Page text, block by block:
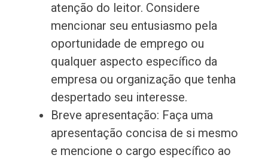
atenção do leitor. Considere
mencionar seu entusiasmo pela
oportunidade de emprego ou
qualquer aspecto específico da
empresa ou organização que tenha
despertado seu interesse.
Breve apresentação: Faça uma
apresentação concisa de si mesmo
e mencione o cargo específico ao